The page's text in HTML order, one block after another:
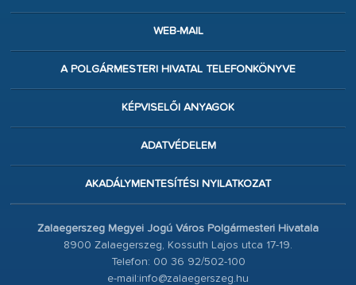
WEB-MAIL
A POLGÁRMESTERI HIVATAL TELEFONKÖNYVE
KÉPVISELŐI ANYAGOK
ADATVÉDELEM
AKADÁLYMENTESÍTÉSI NYILATKOZAT
Zalaegerszeg Megyei Jogú Város Polgármesteri Hivatala
8900 Zalaegerszeg, Kossuth Lajos utca 17-19.
Telefon: 00 36 92/502-100
e-mail:info@zalaegerszeg.hu